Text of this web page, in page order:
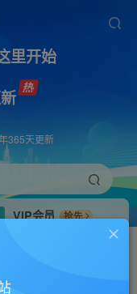
里开始
365天更新
VIP会员
抢先